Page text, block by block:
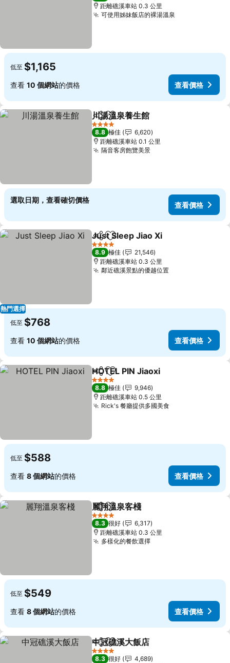
距離礁溪車站 0.3 公里
可使用姊妹飯店的裸湯溫泉查看價格
低至 $1,165
查看 10 個網站的價格 查看價格
分享 放到收藏夾
川湯溫泉養生館
4 星級
8.8 極佳
6,620
距離礁溪車站 0.1 公里
隔音客房飽覽美景查看價格
選取日期，查看確切價格
查看價格
熱門選擇
分享 放到收藏夾
Just Sleep Jiao Xi
4 星級
8.9 極佳
21,546
距離礁溪車站 0.3 公里
鄰近礁溪景點的優越位置查看價格
低至 $768
查看 10 個網站的價格 查看價格
分享 放到收藏夾
HOTEL PIN Jiaoxi
4 星級
8.8 極佳
9,946
距離礁溪車站 0.5 公里
Rick's 餐廳提供多國美食查看價格
低至 $588
查看 8 個網站的價格 查看價格
分享 放到收藏夾
麗翔溫泉客棧
4 星級
8.3 很好
6,317
距離礁溪車站 0.3 公里
多樣化的餐飲選擇查看價格
低至 $549
查看 8 個網站的價格 查看價格
分享 放到收藏夾
中冠礁溪大飯店
4 星級
8.3 很好
4,689